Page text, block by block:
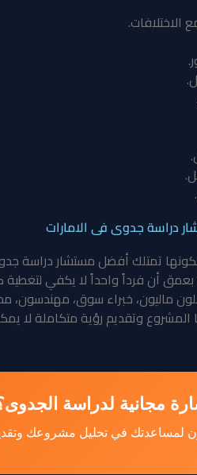
الاختلافات.
دراسة جدوى فى الامارات
تمتلك أفضل مستشار دراسة
بعمق أن فرداً واحداً لا يكفي
ماليون، خبراء سوق، مهندسون،
وتقديم رؤية متكاملة لا
مجانية لدراسة
لمساعدتك في تحليل مشروعك